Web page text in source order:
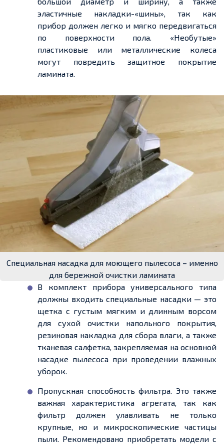
эластичные накладки-«шины», так как
прибор должен легко и мягко передвигаться
по поверхности пола. «Необутые»
пластиковые или металлические колеса
могут повредить защитное покрытие
ламината.
Специальная насадка для моющего пылесоса – именно
для бережной очистки ламината
В комплект прибора универсального типа
должны входить специальные насадки — это
щетка с густым мягким и длинным ворсом
для сухой очистки напольного покрытия,
резиновая накладка для сбора влаги, а также
тканевая салфетка, закрепляемая на основной
насадке пылесоса при проведении влажных
уборок.
Пропускная способность фильтра. Это также
важная характеристика агрегата, так как
фильтр должен улавливать не только
крупные, но и микроскопические частицы
пыли. Рекомендовано приобретать модели с